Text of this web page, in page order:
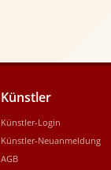
Künstler
Künstler-Login
Künstler-Neuanmeldung
AGB